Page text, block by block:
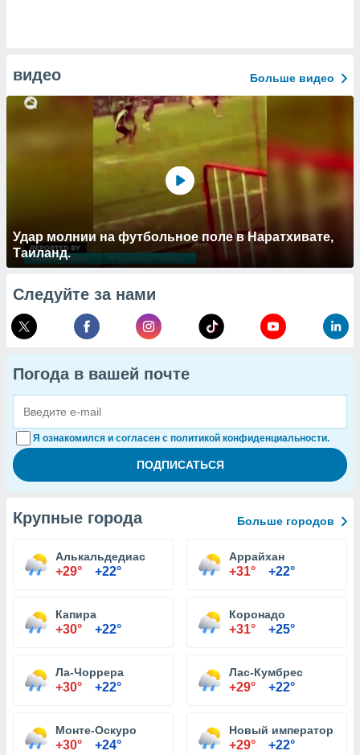
видео Больше видео
Удар молнии на футбольное поле в Наратхивате,
Таиланд.
Следуйте за нами
Погода в вашей почте
Я ознакомился и согласен с политикой конфиденциальности.
Крупные города Больше городов
Алькальдедиас
+29° +22°
Аррайхан
+31° +22°
Капира
+30° +22°
Коронадо
+31° +25°
Ла-Чоррера
+30° +22°
Лас-Кумбрес
+29° +22°
Монте-Оскуро
+30° +24°
Новый император
+29° +22°